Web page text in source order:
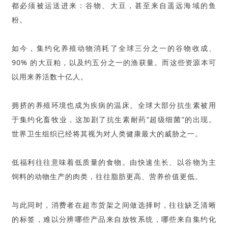
都必须被运送进来：谷物、大豆，甚至来自遥远海域的鱼
粉。
如今，集约化养殖动物消耗了全球三分之一的谷物收成、
90% 的大豆粕，以及约五分之一的渔获量。而这些资源本可
以用来养活数十亿人。
拥挤的养殖环境也成为疾病的温床。全球大部分抗生素被用
于集约化畜牧业，这加剧了抗生素耐药“超级细菌”的出现。
世界卫生组织已经将其视为对人类健康最大的威胁之一。
低福利往往意味着低质量的食物。由快速生长、以谷物为主
饲料的动物生产的肉类，往往脂肪更高、营养价值更低。
与此同时，消费者在超市货架之间做选择时，往往缺乏清晰
的标签，难以分辨哪些产品来自放牧系统，哪些来自集约化